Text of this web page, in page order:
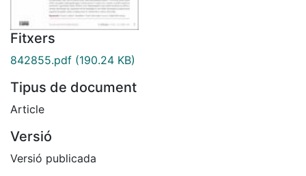
Fitxers
842855.pdf (190.24 KB)
Tipus de document
Article
Versió
Versió publicada